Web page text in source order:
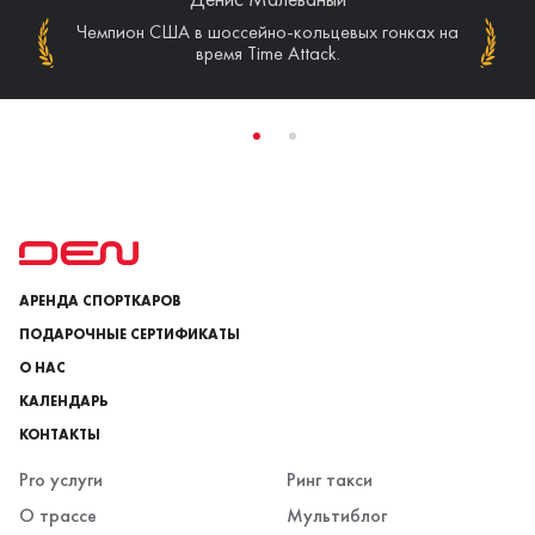
Чемпион США в шоссейно-кольцевых гонках на
время Time Attack.
Призер этапов чемпионата Германии VLN
(Nurburgring Nordschleife).
АРЕНДА СПОРТКАРОВ
ПОДАРОЧНЫЕ СЕРТИФИКАТЫ
О НАС
КАЛЕНДАРЬ
КОНТАКТЫ
Pro услуги
Ринг такси
О трассе
Мультиблог